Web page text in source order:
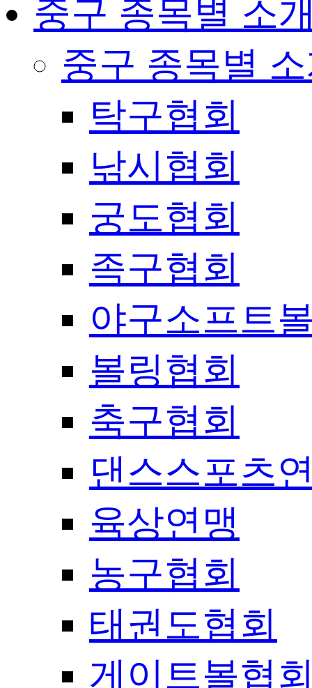
중구 종목별 소
중구 종목별
탁구협회
낚시협회
궁도협회
족구협회
야구소프트
볼링협회
축구협회
댄스스포츠
육상연맹
농구협회
태권도협회
게이트볼협